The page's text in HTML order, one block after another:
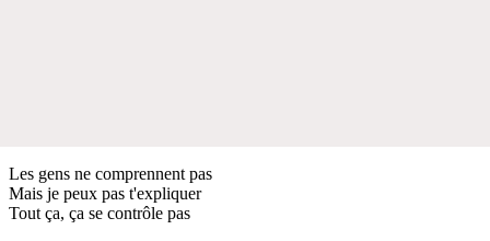
Les gens ne comprennent pas
Mais je peux pas t'expliquer
Tout ça, ça se contrôle pas